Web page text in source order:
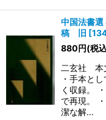
中国法書
稿 旧 [
880円(税
二玄社 本
・手本と
く収録。
で再現。
潔な解…